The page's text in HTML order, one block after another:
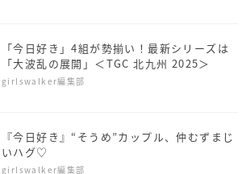
「今日好き」4組が勢揃い！最新シリーズは
「大波乱の展開」＜TGC 北九州 2025＞
girlswalker編集部
『今日好き』“そうめ”カップル、仲むずまじ
いハグ♡
girlswalker編集部